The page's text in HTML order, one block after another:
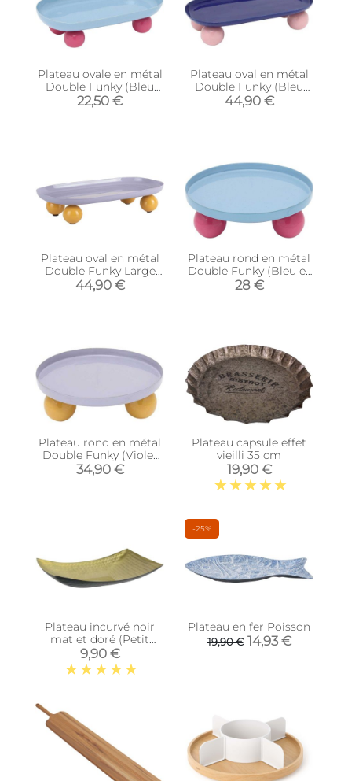
Plateau ovale en métal
Double Funky (Bleu
clair et rose fuschia)
22,50 €
Plateau oval en métal
Double Funky (Bleu
cobalt et rose)
44,90 €
Plateau oval en métal
Double Funky Large
(Violet et jaune)
44,90 €
Plateau rond en métal
Double Funky (Bleu et
rose)
28 €
Plateau rond en métal
Double Funky (Violet
et jaune)
34,90 €
Plateau capsule effet
vieilli 35 cm
19,90 €
Plateau incurvé noir
mat et doré (Petit
modèle)
9,90 €
-25%
Plateau en fer Poisson
19,90 € 14,93 €